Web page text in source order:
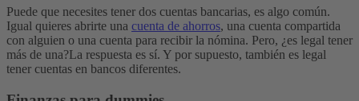
Puede que necesites tener dos cuentas bancarias, es algo común.
Igual quieres abrirte una cuenta de ahorros, una cuenta compartida
con alguien o una cuenta para recibir la nómina. Pero, ¿es legal tener
más de una?La respuesta es sí. Y por supuesto, también es legal
tener cuentas en bancos diferentes.